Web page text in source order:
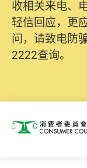
收相关来电、
轻信回应，更
问，请致电防
2222查询。
消费者委员会